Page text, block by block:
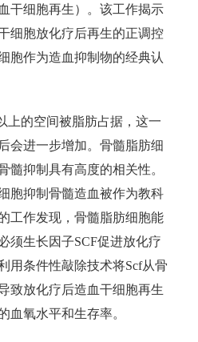
干细胞再生）。该工作揭示
细胞放化疗后再生的正调控
胞作为造血抑制物的经典认
的空间被脂肪占据，这一
会进一步增加。骨髓脂肪细
髓抑制具有高度的相关性。
胞抑制骨髓造血被作为教科
工作发现，骨髓脂肪细胞能
须生长因子SCF促进放化疗
用条件性敲除技术将Scf从骨
致放化疗后造血干细胞再生
血氧水平和生存率。